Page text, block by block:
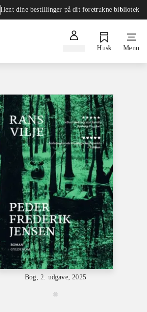
Hent dine bestillinger på dit foretrukne bibliotek
Husk Menu
Bog, 2. udgave, 2025